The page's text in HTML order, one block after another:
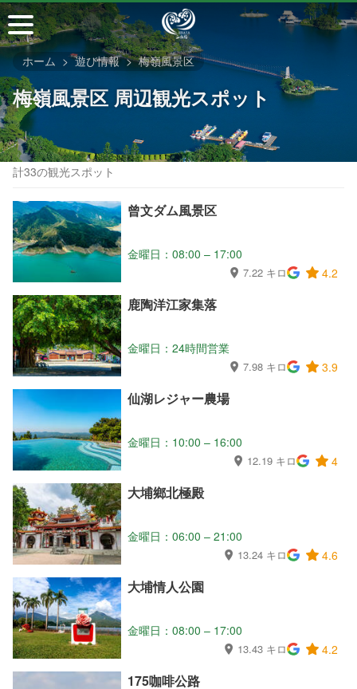
メ
イ
ン
コ
ン
テ
ン
ツ
セ
ホーム 遊び情報 梅嶺風景区
梅嶺風景区 周辺観光スポット
計33の観光スポット
曾文ダム風景区
金曜日：08:00 – 17:00
7.22 キロ 4.2
鹿陶洋江家集落
金曜日：24時間営業
7.98 キロ 3.9
仙湖レジャー農場
金曜日：10:00 – 16:00
12.19 キロ 4
大埔鄉北極殿
金曜日：06:00 – 21:00
13.24 キロ 4.6
大埔情人公園
金曜日：08:00 – 17:00
13.43 キロ 4.2
175咖啡公路